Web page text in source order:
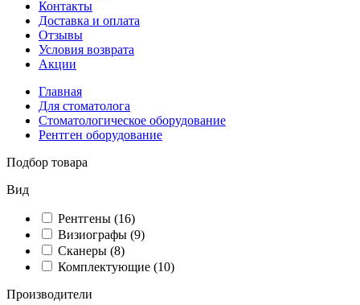
Контакты
Доставка и оплата
Отзывы
Условия возврата
Акции
Главная
Для стоматолога
Стоматологическое оборудование
Рентген оборудование
Подбор товара
Вид
Рентгены (16)
Визиографы (9)
Сканеры (8)
Комплектующие (10)
Производители